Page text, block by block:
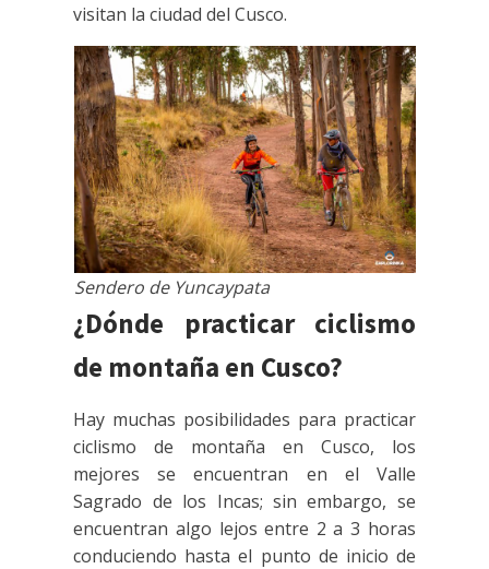
visitan la ciudad del Cusco.
Sendero de Yuncaypata
¿Dónde practicar ciclismo
de montaña en Cusco?
Hay muchas posibilidades para practicar
ciclismo de montaña en Cusco, los
mejores se encuentran en el Valle
Sagrado de los Incas; sin embargo, se
encuentran algo lejos entre 2 a 3 horas
conduciendo hasta el punto de inicio de